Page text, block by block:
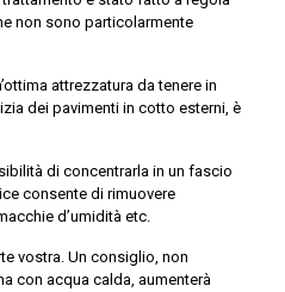
non sono particolarmente
attrezzatura da tenere in
dei pavimenti in cotto esterni, è
di concentrarla in un fascio
consente di rimuovere
d’umidità etc.
vostra. Un consiglio, non
con acqua calda, aumenterà